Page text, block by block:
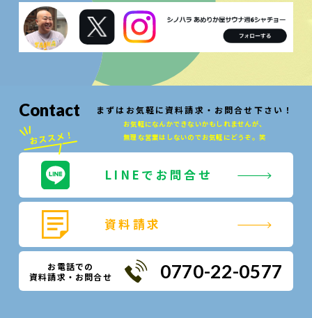
Contact まずはお気軽に資料請求・お問合せ下さい！
お気軽になんかできないかもしれませんが、
無理な営業はしないのでお気軽にどうぞ。笑
LINEでお問合せ
資料請求
お電話での
資料請求・お問合せ
0770-22-0577